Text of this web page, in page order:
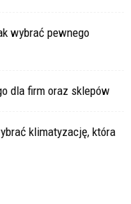
wybrać pewnego
dla firm oraz sklepów
klimatyzację, która